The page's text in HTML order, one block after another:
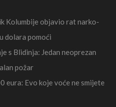
Kolumbije objavio rat narko-
dolara pomoći
s Blidinja: Jedan neoprezan
požar
eura: Evo koje voće ne smijete